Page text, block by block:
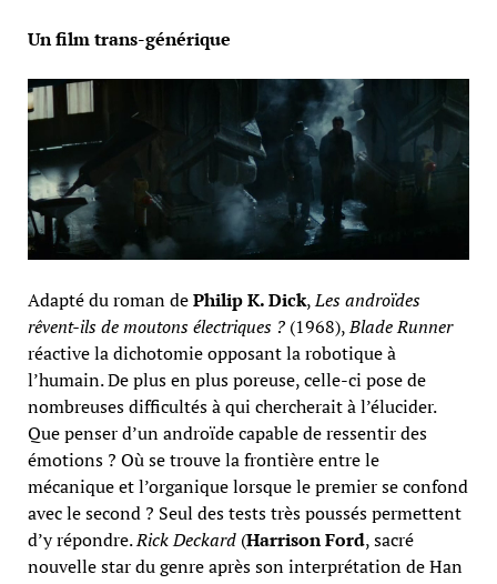
Un film trans-générique
Adapté du roman dePhilip K. Dick,Les androïdes
rêvent-ils de moutons électriques ? (1968),Blade Runner
réactive la dichotomie opposant la robotique à
l’humain. De plus en plus poreuse, celle-ci pose de
nombreuses difficultés à qui chercherait à l’élucider.
Que penser d’un androïde capable de ressentir des
émotions ? Où se trouve la frontière entre le
mécanique et l’organique lorsque le premier se confond
avec le second ? Seul des tests très poussés permettent
d’y répondre.Rick Deckard(Harrison Ford, sacré
nouvelle star du genre après son interprétation de Han